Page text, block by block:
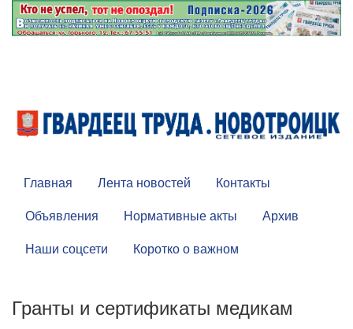
Главная Лента новостей
Контакты
Объявления
Нормативные акты
Архив
Наши соцсети
Коротко о важном
Гранты и сертификаты медикам